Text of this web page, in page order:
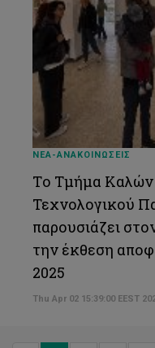
ΝΕΑ-ΑΝΑΚΟΙΝΩΣΕΙΣ
Tο Τμήμα
Τεχνολογικού
παρουσιάζει
την έκθεση
2025
Thu Apr 02 15:39:00 EEST